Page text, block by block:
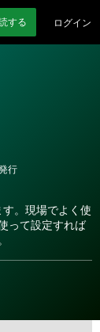
する ログイン
。現場でよく使
って設定すれば
行